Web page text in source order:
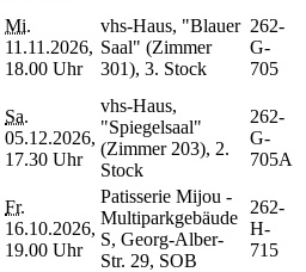
Mi.
11.11.2026,
18.00 Uhr
vhs-Haus, "Blauer
Saal" (Zimmer
301), 3. Stock
262-
G-
705
Sa.
05.12.2026,
17.30 Uhr
vhs-Haus,
"Spiegelsaal"
(Zimmer 203), 2.
Stock
262-
G-
705A
Fr.
16.10.2026,
19.00 Uhr
Patisserie Mijou -
Multiparkgebäude
S, Georg-Alber-
Str. 29, SOB
262-
H-
715